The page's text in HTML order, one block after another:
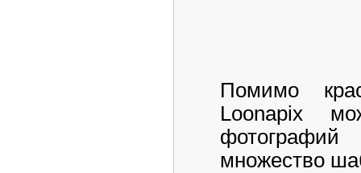
Помимо
Loonapix
множество